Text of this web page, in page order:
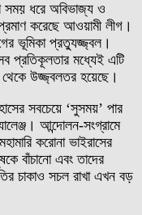
সময় ধরে অবিভাজ্য ও
করেছে আওয়ামী লীগ।
ভূমিকা প্রত্যুজ্জ্বল।
প্রতিকূলতার মধ্যেই এটি
থেকে উজ্জ্বলতর হয়েছে।
সবচেয়ে ‘সুসময়’ পার
আন্দোলন-সংগ্রামে
করোনা ভাইরাসের
বাঁচানো এবং তাদের
চাকাও সচল রাখা এখন বড়